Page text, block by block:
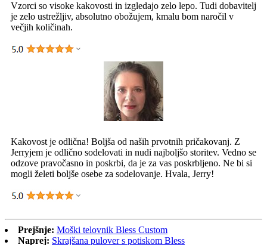
Vzorci so visoke kakovosti in izgledajo zelo lepo. Tudi dobavitelj
je zelo ustrežljiv, absolutno obožujem, kmalu bom naročil v
večjih količinah.
Kakovost je odlična! Boljša od naših prvotnih pričakovanj. Z
Jerryjem je odlično sodelovati in nudi najboljšo storitev. Vedno se
odzove pravočasno in poskrbi, da je za vas poskrbljeno. Ne bi si
mogli želeti boljše osebe za sodelovanje. Hvala, Jerry!
Prejšnje: Moški telovnik Bless Custom
Naprej: Skrajšana pulover s potiskom Bless